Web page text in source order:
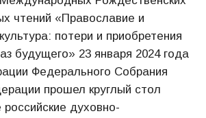
чтений «Православие и
потери и приобретения
будущего» 23 января 2024 года
Федерального Собрания
прошел круглый стол
духовно-